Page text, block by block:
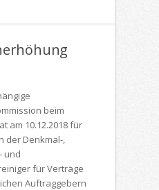
beim
am 10.12.2018 für
der Denkmal-,
und
für Verträge
Auftraggebern